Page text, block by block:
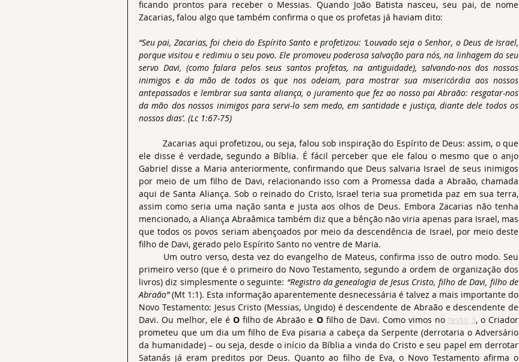
ficando prontos para receber o Messias. Quando João Batista nasceu, seu pai, de nome
Zacarias, falou algo que também confirma o que os profetas já haviam dito:
“Seu pai, Zacarias, foi cheio do Espírito Santo e profetizou: ‘Louvado seja o Senhor, o Deus de Israel,
porque visitou e redimiu o seu povo. Ele promoveu poderosa salvação para nós, na linhagem do seu
servo Davi, (como falara pelos seus santos profetas, na antiguidade), salvando-nos dos nossos
inimigos e da mão de todos os que nos odeiam, para mostrar sua misericórdia aos nossos
antepassados e lembrar sua santa aliança, o juramento que fez ao nosso pai Abraão: resgatar-nos
da mão dos nossos inimigos para servi-lo sem medo, em santidade e justiça, diante dele todos os
nossos dias’. (Lc 1:67-75)
	Zacarias aqui profetizou, ou seja, falou sob inspiração do Espírito de Deus: assim, o que
ele disse é verdade, segundo a Bíblia. É fácil perceber que ele falou o mesmo que o anjo
Gabriel disse a Maria anteriormente, confirmando que Deus salvaria Israel de seus inimigos
por meio de um filho de Davi, relacionando isso com a Promessa dada a Abraão, chamada
aqui de Santa Aliança. Sob o reinado do Cristo, Israel teria sua prometida paz em sua terra,
assim como seria uma nação santa e justa aos olhos de Deus. Embora Zacarias não tenha
mencionado, a Aliança Abraâmica também diz que a bênção não viria apenas para Israel, mas
que todos os povos seriam abençoados por meio da descendência de Israel, por meio deste
filho de Davi, gerado pelo Espírito Santo no ventre de Maria.
primeiro verso (que é o primeiro do Novo Testamento, segundo a ordem de organização dos
livros) diz simplesmente o seguinte: “Registro da genealogia de Jesus Cristo, filho de Davi, filho de
Abraão” (Mt 1:1). Esta informação aparentemente desnecessária é talvez a mais importante do
Novo Testamento: Jesus Cristo (Messias, Ungido) é descendente de Abraão e descendente de
Davi. Ou melhor, ele é O filho de Abraão e O filho de Davi. Como vimos no texto 3, o Criador
prometeu que um dia um filho de Eva pisaria a cabeça da Serpente (derrotaria o Adversário
da humanidade) – ou seja, desde o início da Bíblia a vinda do Cristo e seu papel em derrotar
Satanás já eram preditos por Deus. Quanto ao filho de Eva, o Novo Testamento afirma o